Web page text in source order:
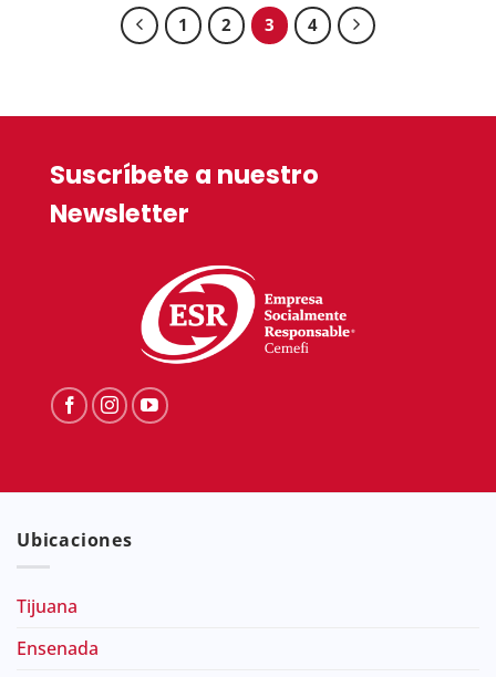
1 2 3 4
Suscríbete a nuestro
Newsletter
Ubicaciones
Tijuana
Ensenada